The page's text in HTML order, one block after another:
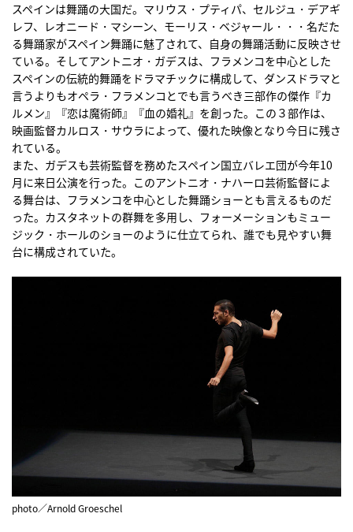
スペインは舞踊の大国だ。マリウス・プティパ、セルジュ・デアギ
レフ、レオニード・マシーン、モーリス・ベジャール・・・名だた
る舞踊家がスペイン舞踊に魅了されて、自身の舞踊活動に反映させ
ている。そしてアントニオ・ガデスは、フラメンコを中心とした
スペインの伝統的舞踊をドラマチックに構成して、ダンスドラマと
言うよりもオペラ・フラメンコとでも言うべき三部作の傑作『カ
ルメン』『恋は魔術師』『血の婚礼』を創った。この３部作は、
映画監督カルロス・サウラによって、優れた映像となり今日に残さ
れている。
また、ガデスも芸術監督を務めたスペイン国立バレエ団が今年10
月に来日公演を行った。このアントニオ・ナハーロ芸術監督によ
る舞台は、フラメンコを中心とした舞踊ショーとも言えるものだ
った。カスタネットの群舞を多用し、フォーメーションもミュー
ジック・ホールのショーのように仕立てられ、誰でも見やすい舞
台に構成されていた。
photo／Arnold Groeschel